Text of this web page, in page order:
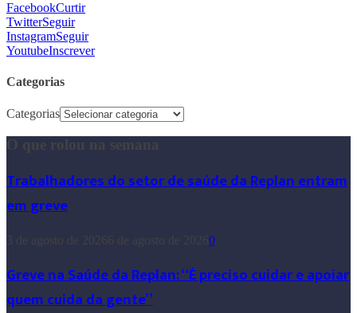
FacebookCurtir
TwitterSeguir
InstagramSeguir
YoutubeInscrever
Categorias
Categorias
O que rolou na semana
Trabalhadores do setor de saúde da Replan entram
em greve
0
Greve na Saúde da Replan: “É preciso cuidar e apoiar
quem cuida da gente”